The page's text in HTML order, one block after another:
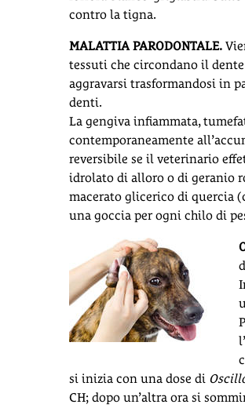
contro la tigna.
MALATTIA PARODONTALE.
tessuti che circondano il
aggravarsi trasformandosi in
denti.
La gengiva infiammata,
contemporaneamente
reversibile se il veterinario
idrolato di alloro o di geranio
macerato glicerico di quercia
una goccia per ogni chilo di
si inizia con una dose di
CH; dopo un’altra ora si